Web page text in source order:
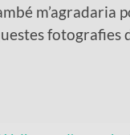
m’agradaria
fotografies